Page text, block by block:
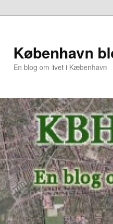
København
En blog om livet i Kæbenhavn